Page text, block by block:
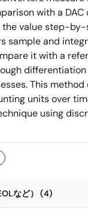
with a DAC
the value step-
sample and
it with a
differentiation
This method
units over
using
など） (4)